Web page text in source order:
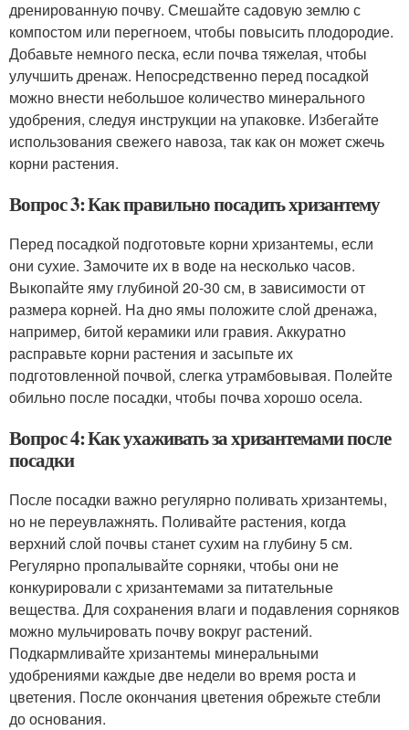
дренированную почву. Смешайте садовую землю с
компостом или перегноем, чтобы повысить плодородие.
Добавьте немного песка, если почва тяжелая, чтобы
улучшить дренаж. Непосредственно перед посадкой
можно внести небольшое количество минерального
удобрения, следуя инструкции на упаковке. Избегайте
использования свежего навоза, так как он может сжечь
корни растения.
Вопрос 3: Как правильно посадить хризантему
Перед посадкой подготовьте корни хризантемы, если
они сухие. Замочите их в воде на несколько часов.
Выкопайте яму глубиной 20-30 см, в зависимости от
размера корней. На дно ямы положите слой дренажа,
например, битой керамики или гравия. Аккуратно
расправьте корни растения и засыпьте их
подготовленной почвой, слегка утрамбовывая. Полейте
обильно после посадки, чтобы почва хорошо осела.
Вопрос 4: Как ухаживать за хризантемами после
посадки
После посадки важно регулярно поливать хризантемы,
но не переувлажнять. Поливайте растения, когда
верхний слой почвы станет сухим на глубину 5 см.
Регулярно пропалывайте сорняки, чтобы они не
конкурировали с хризантемами за питательные
вещества. Для сохранения влаги и подавления сорняков
можно мульчировать почву вокруг растений.
Подкармливайте хризантемы минеральными
удобрениями каждые две недели во время роста и
цветения. После окончания цветения обрежьте стебли
до основания.